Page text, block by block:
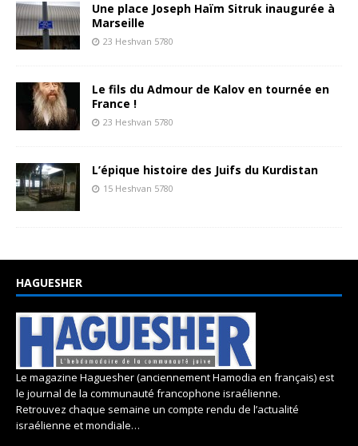
Une place Joseph Haïm Sitruk inaugurée à
Marseille
23 Heshvan 5780
Le fils du Admour de Kalov en tournée en
France !
23 Heshvan 5780
L’épique histoire des Juifs du Kurdistan
15 Heshvan 5780
HAGUESHER
Le magazine Haguesher (anciennement Hamodia en français) est
le journal de la communauté francophone israélienne.
Retrouvez chaque semaine un compte rendu de l’actualité
israélienne et mondiale…